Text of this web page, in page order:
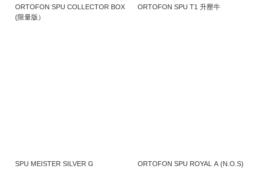
ORTOFON SPU COLLECTOR BOX
(限量版）
ORTOFON SPU T1 升壓牛
SPU MEISTER SILVER G ORTOFON SPU ROYAL A (N.O.S)